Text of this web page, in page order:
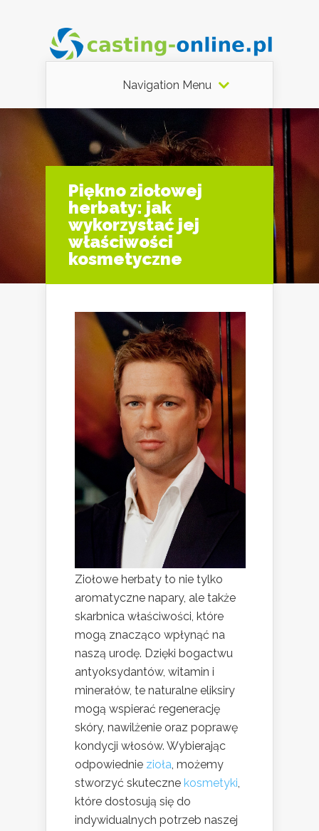
Navigation Menu
Piękno ziołowej
herbaty: jak
wykorzystać jej
właściwości
kosmetyczne
Ziołowe herbaty to nie tylko
aromatyczne napary, ale także
skarbnica właściwości, które
mogą znacząco wpłynąć na
naszą urodę. Dzięki bogactwu
antyoksydantów, witamin i
minerałów, te naturalne eliksiry
mogą wspierać regenerację
skóry, nawilżenie oraz poprawę
kondycji włosów. Wybierając
odpowiednie zioła, możemy
stworzyć skuteczne kosmetyki,
które dostosują się do
indywidualnych potrzeb naszej